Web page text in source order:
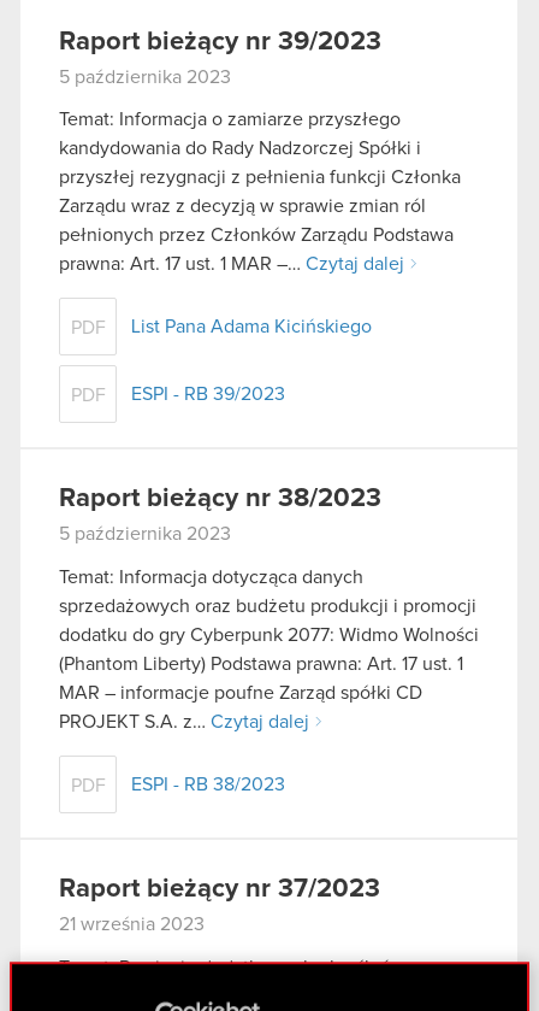
Raport bieżący nr 39/2023
5 października 2023
Temat: Informacja o zamiarze przyszłego
kandydowania do Rady Nadzorczej Spółki i
przyszłej rezygnacji z pełnienia funkcji Członka
Zarządu wraz z decyzją w sprawie zmian ról
pełnionych przez Członków Zarządu Podstawa
prawna: Art. 17 ust. 1 MAR –… Czytaj dalej
PDF List Pana Adama Kicińskiego
PDF ESPI - RB 39/2023
Raport bieżący nr 38/2023
5 października 2023
Temat: Informacja dotycząca danych
sprzedażowych oraz budżetu produkcji i promocji
dodatku do gry Cyberpunk 2077: Widmo Wolności
(Phantom Liberty) Podstawa prawna: Art. 17 ust. 1
MAR – informacje poufne Zarząd spółki CD
PROJEKT S.A. z… Czytaj dalej
PDF ESPI - RB 38/2023
Raport bieżący nr 37/2023
21 września 2023
Temat: Przyjęcie dodatkowych określeń